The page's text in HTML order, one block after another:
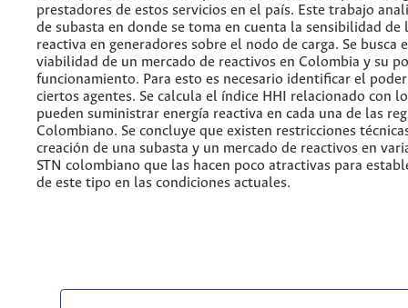
prestadores de estos servicios en el país. Este trabajo
de subasta en donde se toma en cuenta la sensibilidad de
reactiva en generadores sobre el nodo de carga. Se busca
viabilidad de un mercado de reactivos en Colombia y su
funcionamiento. Para esto es necesario identificar el
ciertos agentes. Se calcula el índice HHI relacionado con
pueden suministrar energía reactiva en cada una de las
Colombiano. Se concluye que existen restricciones
creación de una subasta y un mercado de reactivos en
STN colombiano que las hacen poco atractivas para
de este tipo en las condiciones actuales.